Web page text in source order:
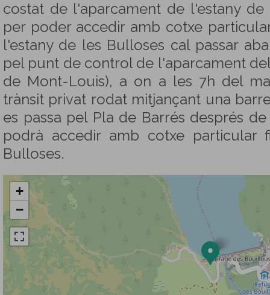
costat de l'aparcament de l'estany de
per poder accedir amb cotxe
l'estany de les Bulloses cal passar
pel punt de control de l'aparcament
de Mont-Louis), a on a les 7h del
trànsit privat rodat mitjançant una
es passa pel Pla de Barrés després
podrà accedir amb cotxe particular
Bulloses.
+
−